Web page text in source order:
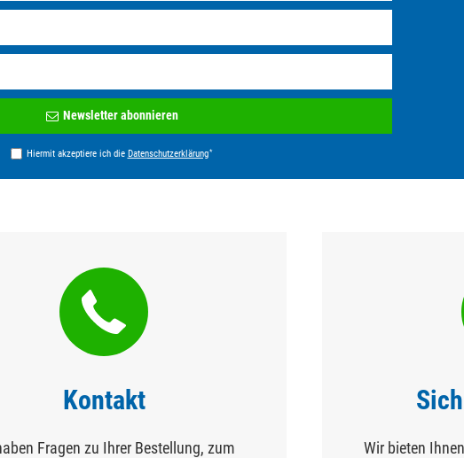
Newsletter abonnieren
Hiermit akzeptiere ich die Daten­schutz­erklärung*
Kontakt
Fragen zu Ihrer Bestellung, zum
Wir bieten